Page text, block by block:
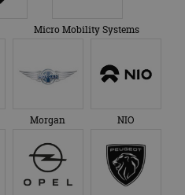
Micro Mobility Systems
Morgan NIO